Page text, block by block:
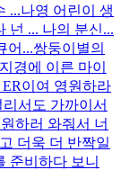
...나영 어린이 생
넌 ... 나의 분신...
어...쌍둥이별의
경에 이른 마이
이여 영원하라
서도 가까이서
하러 와줘서 너
더욱 더 반짝일
준비하다 보니